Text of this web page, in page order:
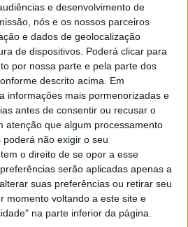
e desenvolvimento de
nós e os nossos parceiros
e dados de geolocalização
de dispositivos. Poderá clicar para
por nossa parte e pela parte dos
descrito acima. Em
informações mais pormenorizadas e
antes de consentir ou recusar o
atenção que algum processamento
não exigir o seu
o direito de se opor a esse
serão aplicadas apenas a
suas preferências ou retirar seu
momento voltando a este site e
na parte inferior da página.
MotoGP Rookies Cupde 2024 e
KTM GP Academy,Alvaro
Jose Antonio Rueda nas RC4s
Campeonato do Mundo de
fará uma aparição como wild-
Prix de Barcelonana próxima
Múrcia, vem de uma potente
e talentosos que emergem de
vai dar à equipa Ajo um plantel
de Moto3 pela quarta